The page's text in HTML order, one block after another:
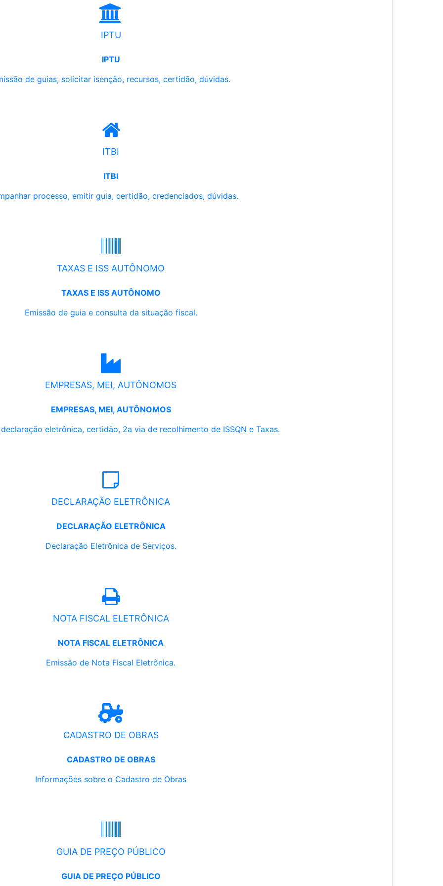
IPTU
IPTU
de guias, solicitar isenção, recursos, certidão, dúvidas.
ITBI
ITBI
processo, emitir guia, certidão, credenciados, dúvidas.
TAXAS E ISS AUTÔNOMO
TAXAS E ISS AUTÔNOMO
Emissão de guia e consulta da situação fiscal.
EMPRESAS, MEI, AUTÔNOMOS
EMPRESAS, MEI, AUTÔNOMOS
eletrônica, certidão, 2a via de recolhimento de ISSQN e Taxas.
DECLARAÇÃO ELETRÔNICA
DECLARAÇÃO ELETRÔNICA
Declaração Eletrônica de Serviços.
NOTA FISCAL ELETRÔNICA
NOTA FISCAL ELETRÔNICA
Emissão de Nota Fiscal Eletrônica.
CADASTRO DE OBRAS
CADASTRO DE OBRAS
Informações sobre o Cadastro de Obras
GUIA DE PREÇO PÚBLICO
GUIA DE PREÇO PÚBLICO